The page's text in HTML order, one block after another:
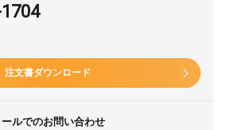
注文書ダウンロード
ールでのお問い合わせ